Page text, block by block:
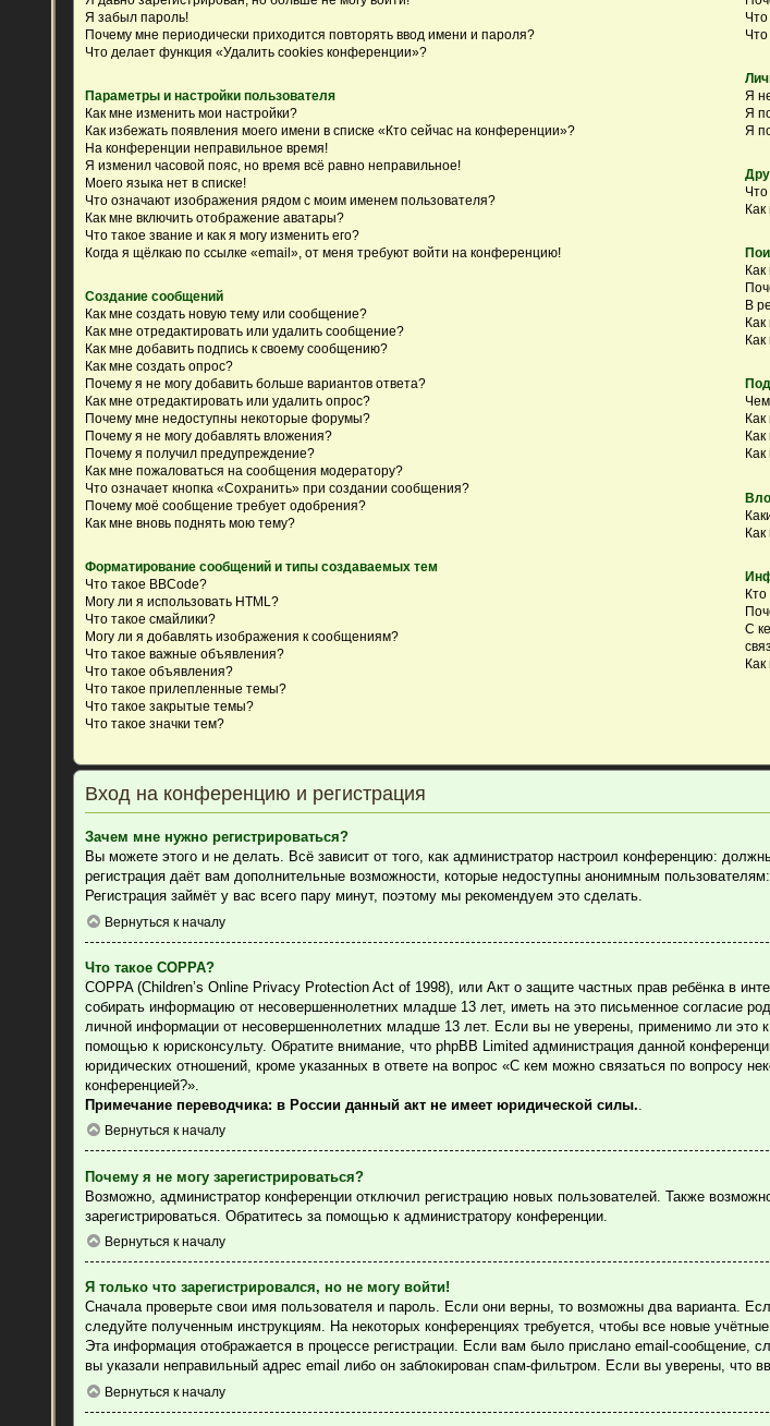
Я забыл пароль!
Почему мне периодически приходится повторять ввод имени и пароля?
Что делает функция «Удалить cookies конференции»?
Параметры и настройки пользователя
Как мне изменить мои настройки?
Как избежать появления моего имени в списке «Кто сейчас на конференции»?
На конференции неправильное время!
Я изменил часовой пояс, но время всё равно неправильное!
Моего языка нет в списке!
Что означают изображения рядом с моим именем пользователя?
Как мне включить отображение аватары?
Что такое звание и как я могу изменить его?
Когда я щёлкаю по ссылке «email», от меня требуют войти на конференцию!
Создание сообщений
Как мне создать новую тему или сообщение?
Как мне отредактировать или удалить сообщение?
Как мне добавить подпись к своему сообщению?
Как мне создать опрос?
Почему я не могу добавить больше вариантов ответа?
Как мне отредактировать или удалить опрос?
Почему мне недоступны некоторые форумы?
Почему я не могу добавлять вложения?
Почему я получил предупреждение?
Как мне пожаловаться на сообщения модератору?
Что означает кнопка «Сохранить» при создании сообщения?
Почему моё сообщение требует одобрения?
Как мне вновь поднять мою тему?
Форматирование сообщений и типы создаваемых тем
Что такое BBCode?
Могу ли я использовать HTML?
Что такое смайлики?
Могу ли я добавлять изображения к сообщениям?
Что такое важные объявления?
Что такое объявления?
Что такое прилепленные темы?
Что такое закрытые темы?
Что такое значки тем?
Я
Я
Я
Что
В
С
Вход на конференцию и регистрация
Зачем мне нужно регистрироваться?
Вы можете этого и не делать. Всё зависит от того, как администратор настроил конференцию:
регистрация даёт вам дополнительные возможности, которые недоступны анонимным
Регистрация займёт у вас всего пару минут, поэтому мы рекомендуем это сделать.
Вернуться к началу
Что такое COPPA?
COPPA (Children’s Online Privacy Protection Act of 1998), или Акт о защите частных прав ребёнка в
собирать информацию от несовершеннолетних младше 13 лет, иметь на это письменное согласие
личной информации от несовершеннолетних младше 13 лет. Если вы не уверены, применимо ли это
помощью к юрисконсульту. Обратите внимание, что phpBB Limited администрация данной
юридических отношений, кроме указанных в ответе на вопрос «С кем можно связаться по вопросу
конференцией?».
Примечание переводчика: в России данный акт не имеет юридической силы.
Вернуться к началу
Почему я не могу зарегистрироваться?
Возможно, администратор конференции отключил регистрацию новых пользователей. Также
зарегистрироваться. Обратитесь за помощью к администратору конференции.
Вернуться к началу
Я только что зарегистрировался, но не могу войти!
Сначала проверьте свои имя пользователя и пароль. Если они верны, то возможны два варианта.
следуйте полученным инструкциям. На некоторых конференциях требуется, чтобы все новые
Эта информация отображается в процессе регистрации. Если вам было прислано email-сообщение,
вы указали неправильный адрес email либо он заблокирован спам-фильтром. Если вы уверены, что
Вернуться к началу